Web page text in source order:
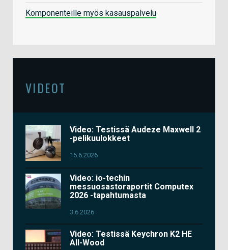
Komponenteille myös kasauspalvelu
VIDEOT
Video: Testissä Audeze Maxwell 2
-pelikuulokkeet
15.6.2026
Video: io-techin
messuosastoraportit Computex
2026 -tapahtumasta
3.6.2026
Video: Testissä Keychron K2 HE
All-Wood